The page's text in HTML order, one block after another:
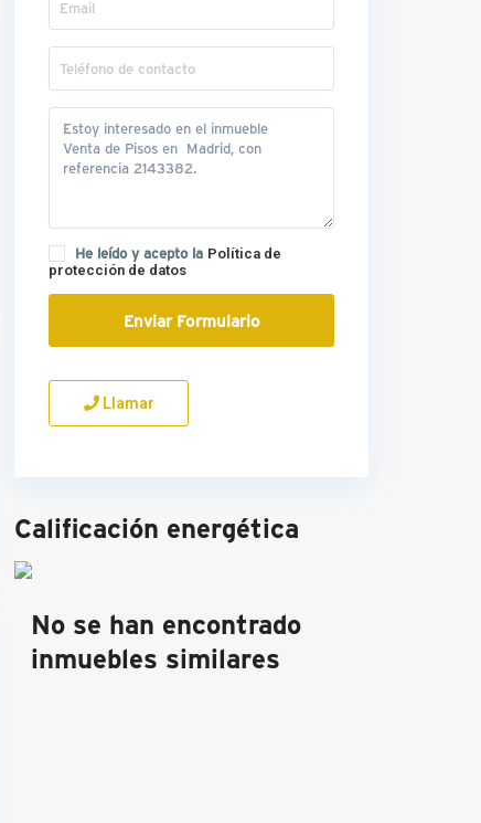
He leído y acepto la Política de
protección de datos
Llamar
Calificación energética
No se han encontrado
inmuebles similares